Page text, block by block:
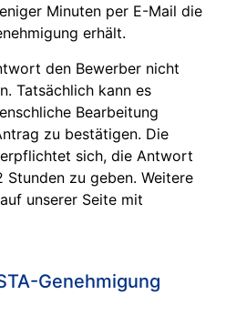
Minuten per E-Mail die
erhält.
den Bewerber nicht
Tatsächlich kann es
Bearbeitung
zu bestätigen. Die
sich, die Antwort
zu geben. Weitere
unserer Seite mit
Genehmigung